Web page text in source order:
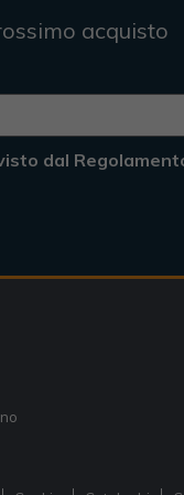
acquisto
dal